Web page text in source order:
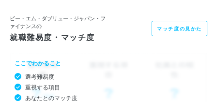
ビー・エム・ダブリュー・ジャパン・フ
ァイナンスの
就職難易度・マッチ度
マッチ度の見かた
ここでわかること
選考難易度
重視する項目
あなたとのマッチ度